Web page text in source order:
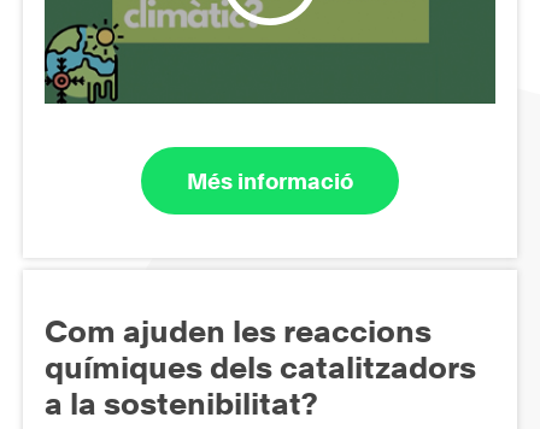
Més informació
Com ajuden les reaccions
químiques dels catalitzadors
a la sostenibilitat?